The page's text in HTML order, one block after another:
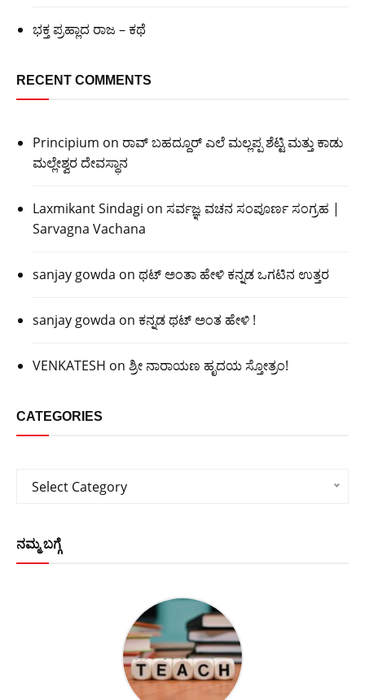
ಭಕ್ತ ಪ್ರಹ್ಲಾದ ರಾಜ – ಕಥೆ
RECENT COMMENTS
Principium on ರಾವ್ ಬಹದ್ದೂರ್ ಎಲೆ ಮಲ್ಲಪ್ಪ ಶೆಟ್ಟಿ ಮತ್ತು ಕಾಡು
ಮಲ್ಲೇಶ್ವರ ದೇವಸ್ಥಾನ
Laxmikant Sindagi on ಸರ್ವಜ್ಞ ವಚನ ಸಂಪೂರ್ಣ ಸಂಗ್ರಹ |
Sarvagna Vachana
sanjay gowda on ಥಟ್ ಅಂತಾ ಹೇಳಿ ಕನ್ನಡ ಒಗಟಿನ ಉತ್ತರ
sanjay gowda on ಕನ್ನಡ ಥಟ್ ಅಂತ ಹೇಳಿ !
VENKATESH on ಶ್ರೀ ನಾರಾಯಣ ಹೃದಯ ಸ್ತೋತ್ರಂ!
CATEGORIES
Categories
Select Category
ನಮ್ಮ ಬಗ್ಗೆ